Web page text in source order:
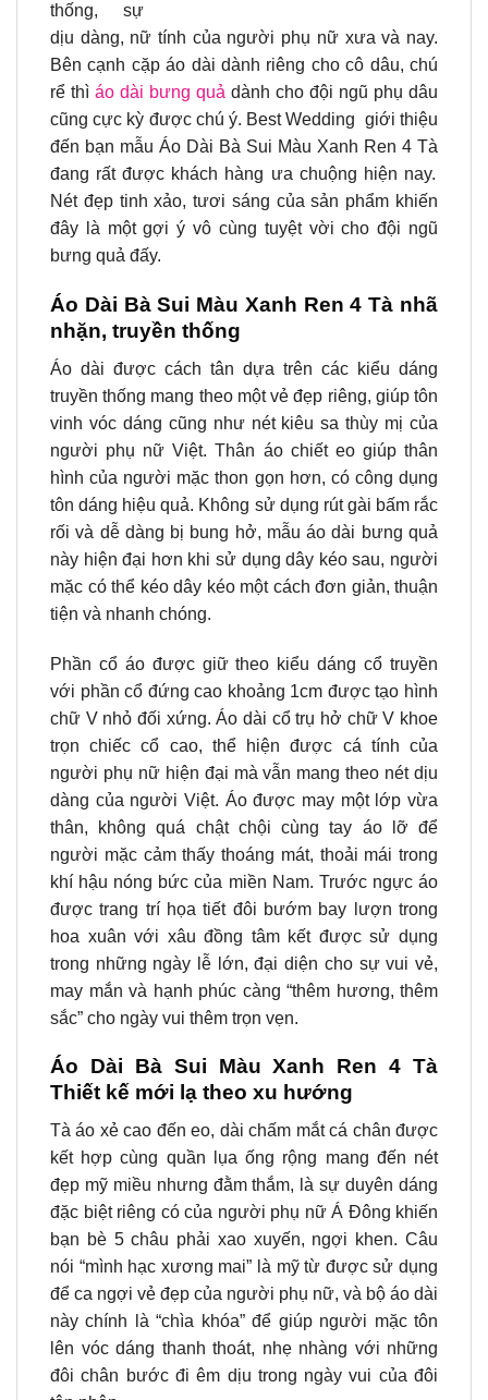
thống, sự
dịu dàng, nữ tính của người phụ nữ xưa và nay.
Bên cạnh cặp áo dài dành riêng cho cô dâu, chú
rể thì áo dài bưng quả dành cho đội ngũ phụ dâu
cũng cực kỳ được chú ý. Best Wedding giới thiệu
đến bạn mẫu Áo Dài Bà Sui Màu Xanh Ren 4 Tà
đang rất được khách hàng ưa chuộng hiện nay.
Nét đẹp tinh xảo, tươi sáng của sản phẩm khiến
đây là một gợi ý vô cùng tuyệt vời cho đội ngũ
bưng quả đấy.
Áo Dài Bà Sui Màu Xanh Ren 4 Tà nhã
nhặn, truyền thống
Áo dài được cách tân dựa trên các kiểu dáng
truyền thống mang theo một vẻ đẹp riêng, giúp tôn
vinh vóc dáng cũng như nét kiêu sa thùy mị của
người phụ nữ Việt. Thân áo chiết eo giúp thân
hình của người mặc thon gọn hơn, có công dụng
tôn dáng hiệu quả. Không sử dụng rút gài bấm rắc
rối và dễ dàng bị bung hở, mẫu áo dài bưng quả
này hiện đại hơn khi sử dụng dây kéo sau, người
mặc có thể kéo dây kéo một cách đơn giản, thuận
tiện và nhanh chóng.
Phần cổ áo được giữ theo kiểu dáng cổ truyền
với phần cổ đứng cao khoảng 1cm được tạo hình
chữ V nhỏ đối xứng. Áo dài cổ trụ hở chữ V khoe
trọn chiếc cổ cao, thể hiện được cá tính của
người phụ nữ hiện đại mà vẫn mang theo nét dịu
dàng của người Việt. Áo được may một lớp vừa
thân, không quá chật chội cùng tay áo lỡ để
người mặc cảm thấy thoáng mát, thoải mái trong
khí hậu nóng bức của miền Nam. Trước ngực áo
được trang trí họa tiết đôi bướm bay lượn trong
hoa xuân với xâu đồng tâm kết được sử dụng
trong những ngày lễ lớn, đại diện cho sự vui vẻ,
may mắn và hạnh phúc càng “thêm hương, thêm
sắc” cho ngày vui thêm trọn vẹn.
Áo Dài Bà Sui Màu Xanh Ren 4 Tà
Thiết kế mới lạ theo xu hướng
Tà áo xẻ cao đến eo, dài chấm mắt cá chân được
kết hợp cùng quần lụa ống rộng mang đến nét
đẹp mỹ miều nhưng đằm thắm, là sự duyên dáng
đặc biệt riêng có của người phụ nữ Á Đông khiến
bạn bè 5 châu phải xao xuyến, ngợi khen. Câu
nói “mình hạc xương mai” là mỹ từ được sử dụng
để ca ngợi vẻ đẹp của người phụ nữ, và bộ áo dài
này chính là “chìa khóa” để giúp người mặc tôn
lên vóc dáng thanh thoát, nhẹ nhàng với những
đôi chân bước đi êm dịu trong ngày vui của đôi